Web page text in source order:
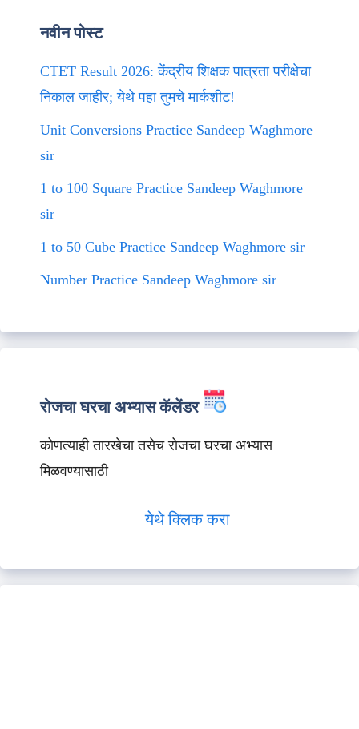
नवीन पोस्ट
CTET Result 2026: केंद्रीय शिक्षक पात्रता परीक्षेचा
निकाल जाहीर; येथे पहा तुमचे मार्कशीट!
Unit Conversions Practice Sandeep Waghmore
sir
1 to 100 Square Practice Sandeep Waghmore
sir
1 to 50 Cube Practice Sandeep Waghmore sir
Number Practice Sandeep Waghmore sir
रोजचा घरचा अभ्यास कॅलेंडर
कोणत्याही तारखेचा तसेच रोजचा घरचा अभ्यास
मिळवण्यासाठी
येथे क्लिक करा